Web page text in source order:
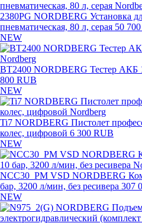
2380PG NORDBERG Установка
пневматическая, 80 л, серая 50
NEW
BT2400 NORDBERG Тестер АКБ
800 RUB
NEW
Ti7 NORDBERG Пистолет
колес, цифровой 6 300 RUB
NEW
NCC30_PM VSD NORDBERG
бар, 3200 л/мин, без ресивера 307
NEW